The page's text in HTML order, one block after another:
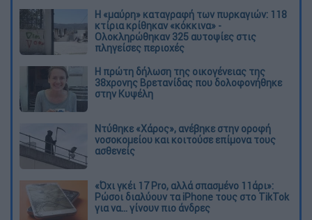
Η «μαύρη» καταγραφή των πυρκαγιών: 118
κτίρια κρίθηκαν «κόκκινα» -
Ολοκληρώθηκαν 325 αυτοψίες στις
πληγείσες περιοχές
Η πρώτη δήλωση της οικογένειας της
38χρονης Βρετανίδας που δολοφονήθηκε
στην Κυψέλη
Ντύθηκε «Χάρος», ανέβηκε στην οροφή
νοσοκομείου και κοιτούσε επίμονα τους
ασθενείς
«Όχι γκέι 17 Pro, αλλά σπασμένο 11άρι»:
Ρώσοι διαλύουν τα iPhone τους στο TikTok
για να... γίνουν πιο άνδρες